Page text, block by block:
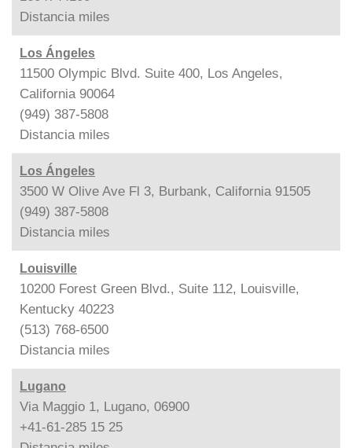
Distancia miles
Los Ángeles
11500 Olympic Blvd. Suite 400, Los Angeles,
California 90064
(949) 387-5808
Distancia miles
Los Ángeles
3500 W Olive Ave Fl 3, Burbank, California 91505
(949) 387-5808
Distancia miles
Louisville
10200 Forest Green Blvd., Suite 112, Louisville,
Kentucky 40223
(513) 768-6500
Distancia miles
Lugano
Via Maggio 1, Lugano, 06900
+41-61-285 15 25